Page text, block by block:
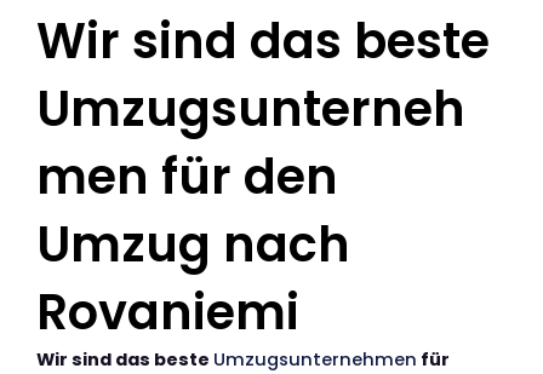
Wir sind das beste
Umzugsunterneh
men für den
Umzug nach
Rovaniemi
Wir sind das beste Umzugsunternehmen für